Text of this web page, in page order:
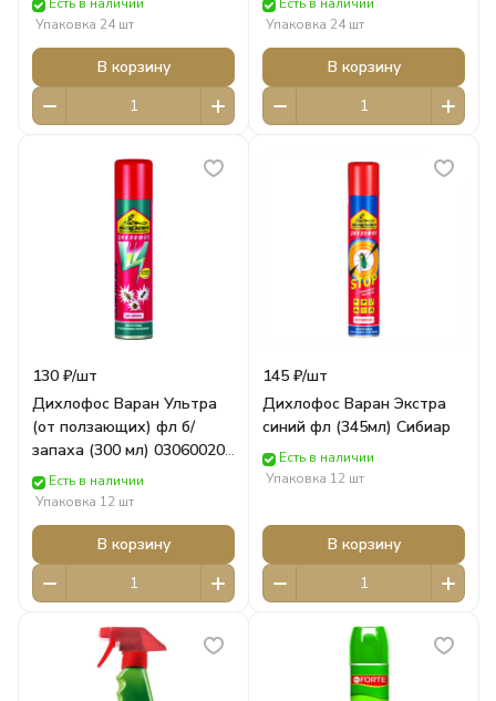
Есть в наличии
Упаковка 24 шт
В корзину
Есть в наличии
Упаковка 24 шт
В корзину
130 ₽/шт
Дихлофос Варан Ультра
(от ползающих) фл б/
запаха (300 мл) 030600206
Сибиар
Есть в наличии
Упаковка 12 шт
В корзину
145 ₽/шт
Дихлофос Варан Экстра
синий фл (345мл) Сибиар
Есть в наличии
Упаковка 12 шт
В корзину